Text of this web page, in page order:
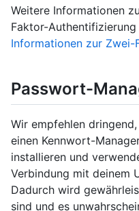
Weitere Informationen
Faktor-
Informationen zur
Passwort-
Wir empfehlen
einen Kennwort-
installieren und
Verbindung mit deinem
Dadurch wird
sind und es